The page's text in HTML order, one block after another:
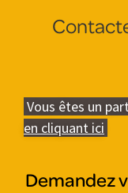
Vous êtes un
en cliquant ici
Demandez